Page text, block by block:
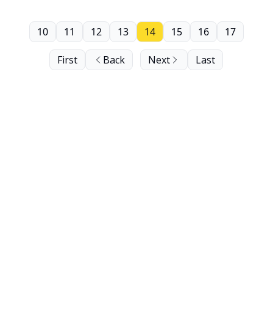
First Back
10 11 12 13 14 15 16 17
Next Last